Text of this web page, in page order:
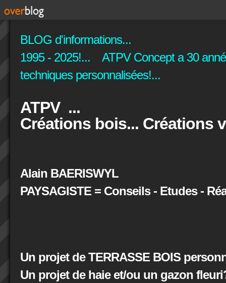
BLOG d'informations...
1995 - 2025!... ATPV Concept a 30
techniques personnalisées!...
ATPV ...
Créations bois... Créations
Alain BAERISWYL
PAYSAGISTE = Conseils - Etudes -
Un projet de TERRASSE BOIS
Un projet de haie et/ou un gazon